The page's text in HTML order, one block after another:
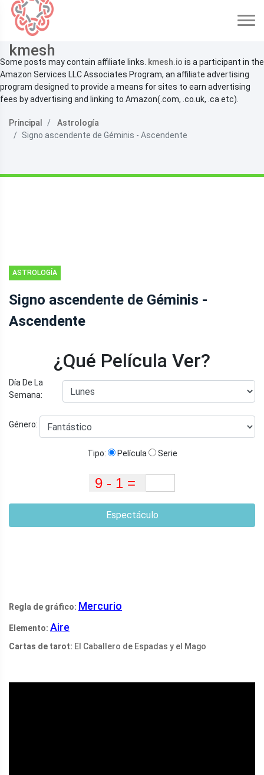
kmesh
Some posts may contain affiliate links. kmesh.io is a participant in the
Amazon Services LLC Associates Program, an affiliate advertising
program designed to provide a means for sites to earn advertising
fees by advertising and linking to Amazon(.com, .co.uk, .ca etc).
Principal
Astrología
Signo ascendente de Géminis - Ascendente
ASTROLOGÍA
Signo ascendente de Géminis -
Ascendente
¿Qué Película Ver?
Día De La
Semana:
Género:
Tipo: Película Serie
Espectáculo
Regla de gráfico: Mercurio
Elemento: Aire
Cartas de tarot: El Caballero de Espadas y el Mago